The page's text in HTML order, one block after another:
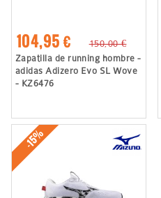
104,95 €
150,00 €
Zapatilla de running hombre -
adidas Adizero Evo SL Wove
- KZ6476
-15%